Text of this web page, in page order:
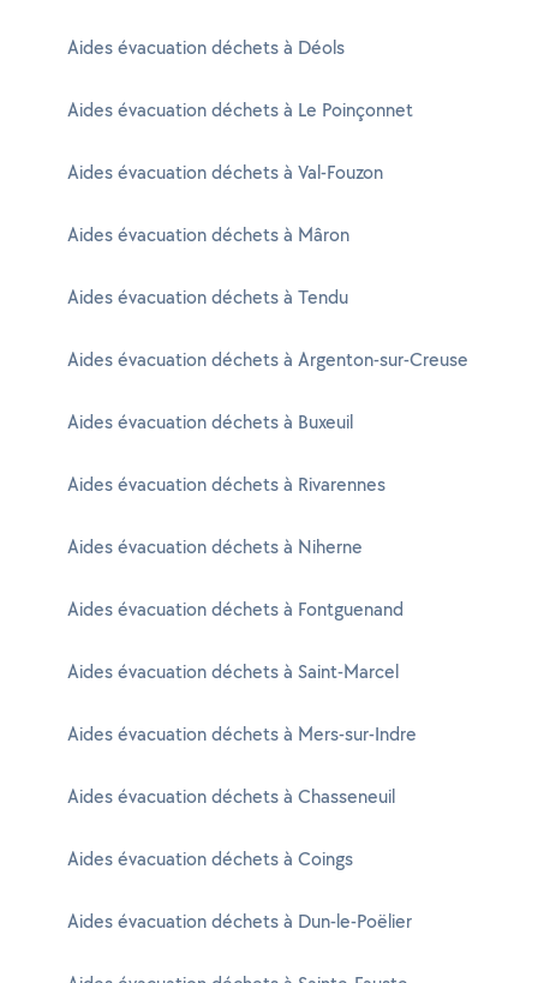
Aides évacuation déchets à Déols
Aides évacuation déchets à Le Poinçonnet
Aides évacuation déchets à Val-Fouzon
Aides évacuation déchets à Mâron
Aides évacuation déchets à Tendu
Aides évacuation déchets à Argenton-sur-Creuse
Aides évacuation déchets à Buxeuil
Aides évacuation déchets à Rivarennes
Aides évacuation déchets à Niherne
Aides évacuation déchets à Fontguenand
Aides évacuation déchets à Saint-Marcel
Aides évacuation déchets à Mers-sur-Indre
Aides évacuation déchets à Chasseneuil
Aides évacuation déchets à Coings
Aides évacuation déchets à Dun-le-Poëlier